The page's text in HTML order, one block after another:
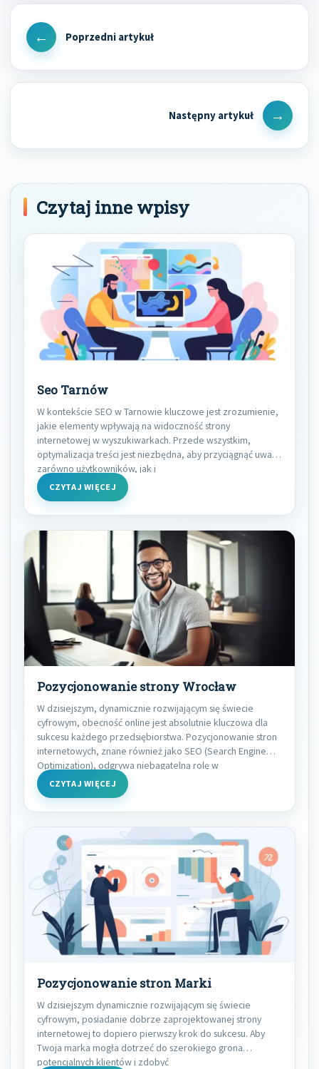
Nawigacja
wpisu
Previous
Next
Post
Czytaj inne wpisy
Seo Tarnów
W kontekście SEO w Tarnowie kluczowe jest zrozumienie,
jakie elementy wpływają na widoczność strony
internetowej w wyszukiwarkach. Przede wszystkim,
optymalizacja treści jest niezbędna, aby przyciągnąć uwagę
zarówno użytkowników, jak i
CZYTAJ WIĘCEJ
Pozycjonowanie strony Wrocław
W dzisiejszym, dynamicznie rozwijającym się świecie
cyfrowym, obecność online jest absolutnie kluczowa dla
sukcesu każdego przedsiębiorstwa. Pozycjonowanie stron
internetowych, znane również jako SEO (Search Engine
Optimization), odgrywa niebagatelną rolę w
CZYTAJ WIĘCEJ
Pozycjonowanie stron Marki
W dzisiejszym dynamicznie rozwijającym się świecie
cyfrowym, posiadanie dobrze zaprojektowanej strony
internetowej to dopiero pierwszy krok do sukcesu. Aby
Twoja marka mogła dotrzeć do szerokiego grona
potencjalnych klientów i zdobyć